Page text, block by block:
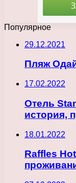
Популярное
29.12.2021
Пляж
17.02.2022
Отель
история,
18.01.2022
Raffles